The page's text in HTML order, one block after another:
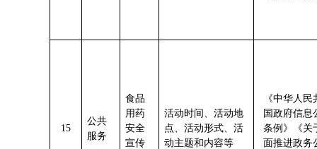
15
公共
服务
食品
用药
安全
宣传
活动时间、活动地
点、活动形式、活
动主题和内容等
《中华人民
国政府信息
条例》《关
面推进政务